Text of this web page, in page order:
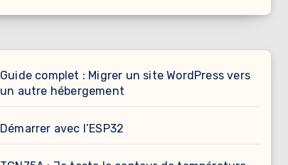
Guide complet : Migrer un site WordPress vers
un autre hébergement
Démarrer avec l’ESP32